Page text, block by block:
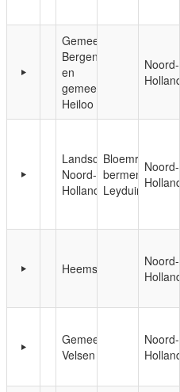
Gemeente
Bergen
en
gemeente
Heiloo
Noord-
Holland
Landschap
Noord-
Holland
Bloemrijke
bermen
Leyduin
Noord-
Holland
Heemskerk
Noord-
Holland
Gemeente
Velsen
Noord-
Holland